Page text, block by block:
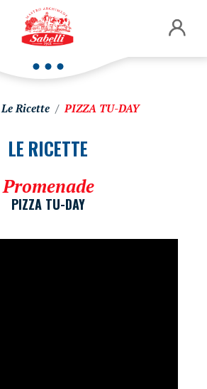
Le Ricette PIZZA TU-DAY
LE RICETTE
Promenade
PIZZA TU-DAY